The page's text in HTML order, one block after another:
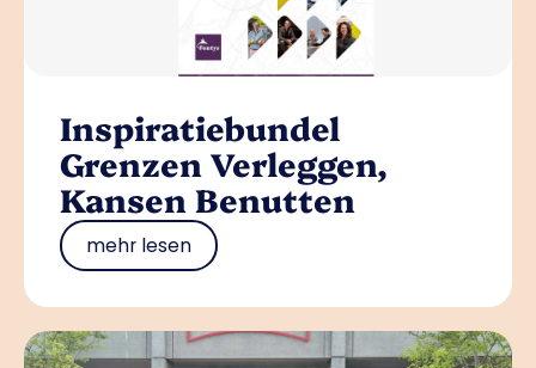
Inspiratiebundel
Grenzen Verleggen,
Kansen Benutten
mehr lesen